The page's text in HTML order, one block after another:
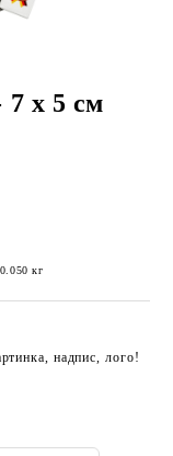
х 5 см
0.050 кг
надпис, лого!